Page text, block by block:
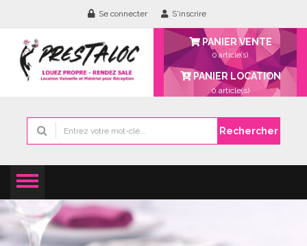
Se connecter S'inscrire
PANIER VENTE
0 article(s)
PANIER LOCATION
0 article(s)
Rechercher